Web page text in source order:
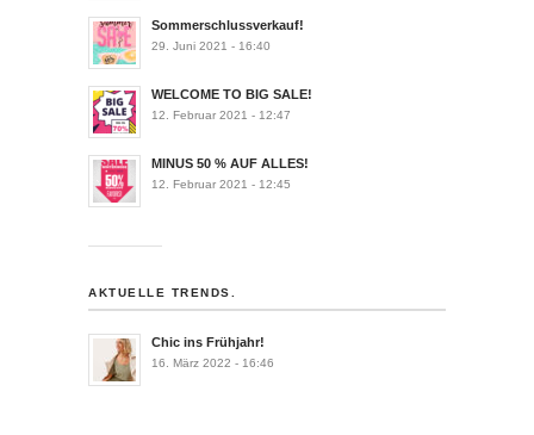
Sommerschlussverkauf!
29. Juni 2021 - 16:40
WELCOME TO BIG SALE!
12. Februar 2021 - 12:47
MINUS 50 % AUF ALLES!
12. Februar 2021 - 12:45
AKTUELLE TRENDS.
Chic ins Frühjahr!
16. März 2022 - 16:46